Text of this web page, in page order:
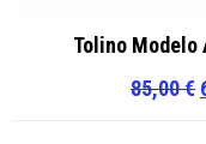
Tolino Modelo
85,00€